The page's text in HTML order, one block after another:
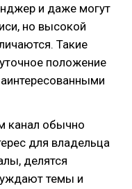
и даже могут
но высокой
Такие
положение
канал обычно
для владельца
делятся
темы и